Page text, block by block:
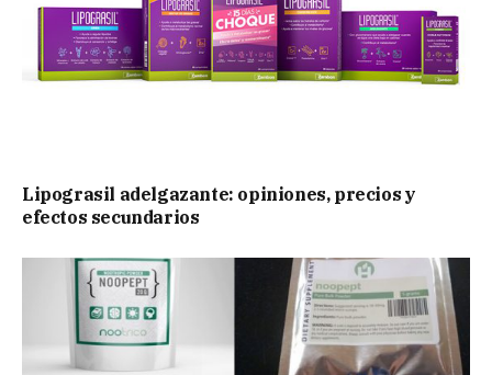
Lipograsil adelgazante: opiniones, precios y
efectos secundarios